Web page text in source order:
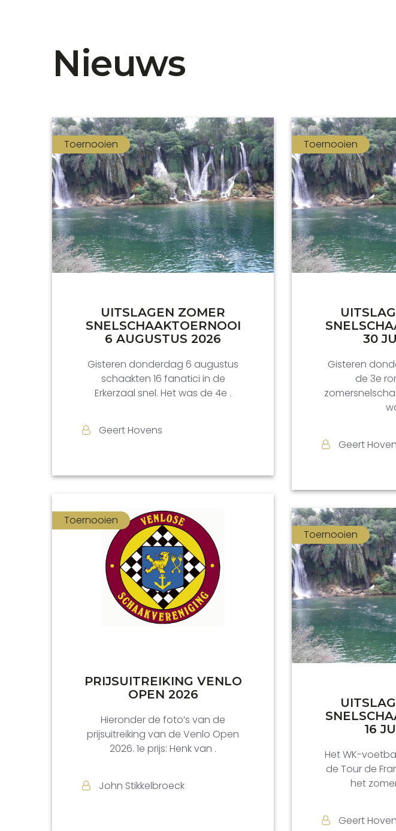
Nieuws
Toernooien
UITSLAGEN ZOMER
SNELSCHAAKTOERNOOI
6 AUGUSTUS 2026
Gisteren donderdag 6 augustus
schaakten 16 fanatici in de
Erkerzaal snel. Het was de 4e .
Geert Hovens
Toernooien
30
Gisteren
de 3e
Geert
Toernooien
PRIJSUITREIKING VENLO
OPEN 2026
Hieronder de foto’s van de
prijsuitreiking van de Venlo Open
2026. 1e prijs: Henk van .
John Stikkelbroeck
Toernooien
16
Het WK-
de Tour de
het
Geert